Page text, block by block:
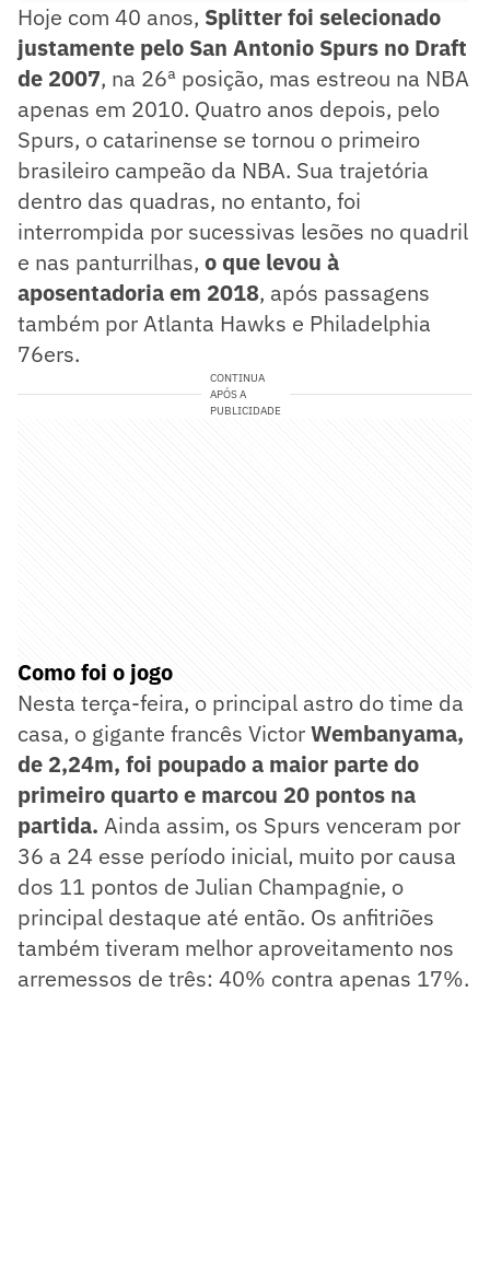
Hoje com 40 anos, Splitter foi selecionado
justamente pelo San Antonio Spurs no Draft
de 2007, na 26ª posição, mas estreou na NBA
apenas em 2010. Quatro anos depois, pelo
Spurs, o catarinense se tornou o primeiro
brasileiro campeão da NBA. Sua trajetória
dentro das quadras, no entanto, foi
interrompida por sucessivas lesões no quadril
e nas panturrilhas, o que levou à
aposentadoria em 2018, após passagens
também por Atlanta Hawks e Philadelphia
76ers.
CONTINUA
APÓS A
PUBLICIDADE
Como foi o jogo
Nesta terça-feira, o principal astro do time da
casa, o gigante francês VictorWembanyama,
de 2,24m, foi poupado a maior parte do
primeiro quarto e marcou 20 pontos na
partida. Ainda assim, os Spurs venceram por
36 a 24 esse período inicial, muito por causa
dos 11 pontos de Julian Champagnie, o
principal destaque até então. Os anfitriões
também tiveram melhor aproveitamento nos
arremessos de três: 40% contra apenas 17%.